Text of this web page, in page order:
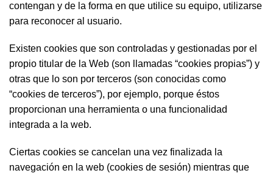
contengan y de la forma en que utilice su equipo, utilizarse
para reconocer al usuario.
Existen cookies que son controladas y gestionadas por el
propio titular de la Web (son llamadas “cookies propias”) y
otras que lo son por terceros (son conocidas como
“cookies de terceros”), por ejemplo, porque éstos
proporcionan una herramienta o una funcionalidad
integrada a la web.
Ciertas cookies se cancelan una vez finalizada la
navegación en la web (cookies de sesión) mientras que